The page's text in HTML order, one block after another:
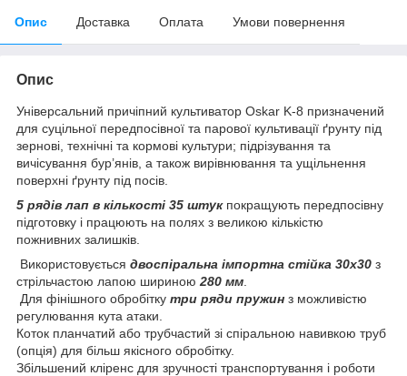
Опис Доставка Оплата Умови повернення
Опис
Універсальний причіпний культиватор Oskar K-8 призначений
для суцільної передпосівної та парової культивації ґрунту під
зернові, технічні та кормові культури; підрізування та
вичісування бур’янів, а також вирівнювання та ущільнення
поверхні ґрунту під посів.
5 рядів лап в кількості 35 штукпокращують передпосівну
підготовку і працюють на полях з великою кількістю
пожнивних залишків.
Використовується двоспіральна імпортна стійка 30х30 з
стрільчастою лапою шириною 280 мм
Для фінішного обробітку три ряди пружин з можливістю
регулювання кута атаки.
Коток планчатий або трубчастий зі спіральною навивкою труб
(опція) для більш якісного обробітку.
Збільшений кліренс для зручності транспортування і роботи